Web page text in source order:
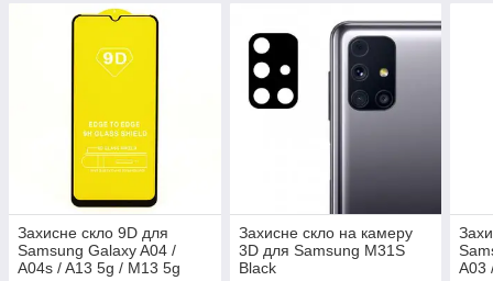
Захисне скло 9D для
Samsung Galaxy A04 /
A04s / A13 5g / M13 5g
Захисне скло на камеру
3D для Samsung M31S
Black
A03